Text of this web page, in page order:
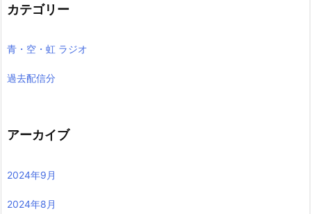
カテゴリー
青・空・虹 ラジオ
過去配信分
アーカイブ
2024年9月
2024年8月